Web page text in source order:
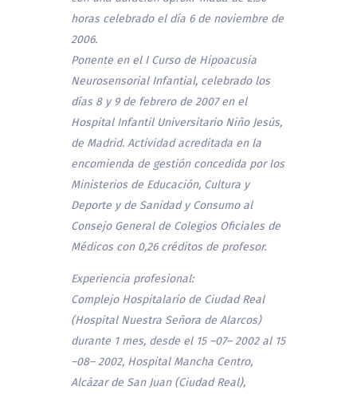
horas celebrado el día 6 de noviembre de
2006.
Ponente en el I Curso de Hipoacusia
Neurosensorial Infantial, celebrado los
días 8 y 9 de febrero de 2007 en el
Hospital Infantil Universitario Niño Jesús,
de Madrid. Actividad acreditada en la
encomienda de gestión concedida por los
Ministerios de Educación, Cultura y
Deporte y de Sanidad y Consumo al
Consejo General de Colegios Oficiales de
Médicos con 0,26 créditos de profesor.
Experiencia profesional:
Complejo Hospitalario de Ciudad Real
(Hospital Nuestra Señora de Alarcos)
durante 1 mes, desde el 15 –07– 2002 al 15
–08– 2002, Hospital Mancha Centro,
Alcázar de San Juan (Ciudad Real),